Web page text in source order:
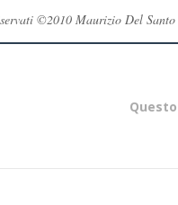
©2010 Maurizio Del Santo